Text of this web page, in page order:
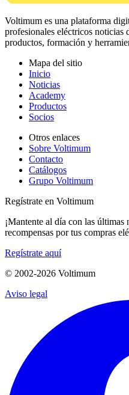
Voltimum es una plataforma
profesionales eléctricos noticias
productos, formación y
Mapa del sitio
Inicio
Noticias
Academy
Productos
Socios
Otros enlaces
Sobre Voltimum
Contacto
Catálogos
Grupo Voltimum
Regístrate en Voltimum
¡Mantente al día con las últimas
recompensas por tus compras
Regístrate aquí
© 2002-2026 Voltimum
Aviso legal